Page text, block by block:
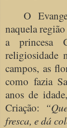
O
naquela
a princesa
religiosidade
campos, as
como fazia
anos de
Criação:
fresca, e dá